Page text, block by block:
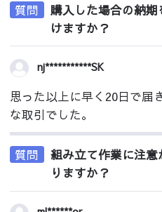
質問
購入した場合の納
けますか？
nj***********SK
思った以上に早く20日で届
な取引でした。
質問
組み立て作業に注
りますか？